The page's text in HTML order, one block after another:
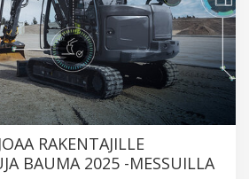
RAKENTAJILLE
BAUMA 2025 -MESSUILLA